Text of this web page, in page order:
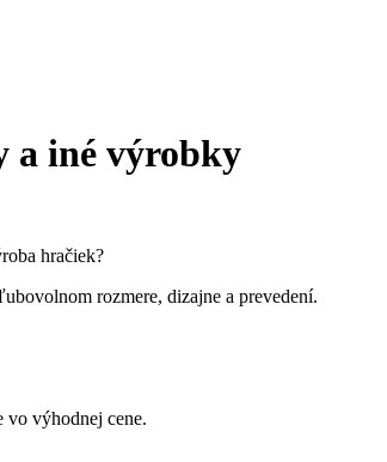
a iné výrobky
hračiek?
rozmere, dizajne a prevedení.
vo výhodnej cene.